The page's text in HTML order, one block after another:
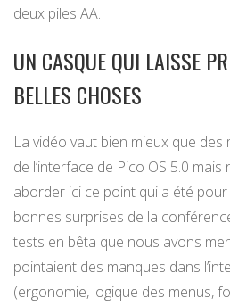
deux piles AA.
UN CASQUE QUI LAISSE
BELLES CHOSES
La vidéo vaut bien mieux que
de l’interface de Pico OS 5.0
aborder ici ce point qui a été pour
bonnes surprises de la
tests en bêta que nous avons
pointaient des manques dans
(ergonomie, logique des menus,